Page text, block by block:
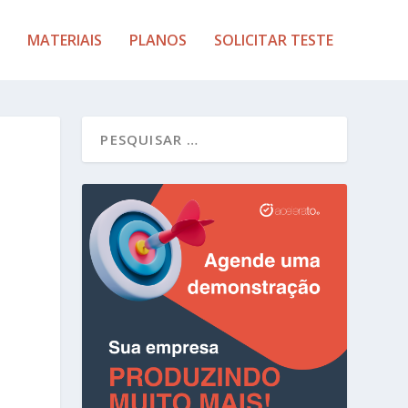
MATERIAIS PLANOS SOLICITAR TESTE